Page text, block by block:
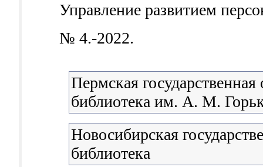
Управление развитием
№ 4.-2022.
Пермская государственная
библиотека им. А. М.
Новосибирская
библиотека